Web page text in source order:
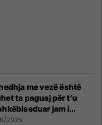
me vezë është
ta paguaj për t’u
jam i
këtë
2026